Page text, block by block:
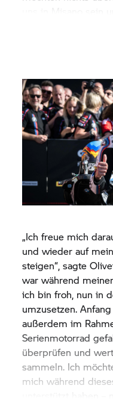
uns in Misano sein
Ersatzfahrer im
BMW Motorrad
vergangenen
Motos weiteren
„Ich freue mich
und wieder auf
steigen“, sagte
war während
ich bin froh, nun in
umzusetzen.
außerdem im
Serienmotorrad
überprüfen und
sammeln. Ich
mich während
unterstützt haben –